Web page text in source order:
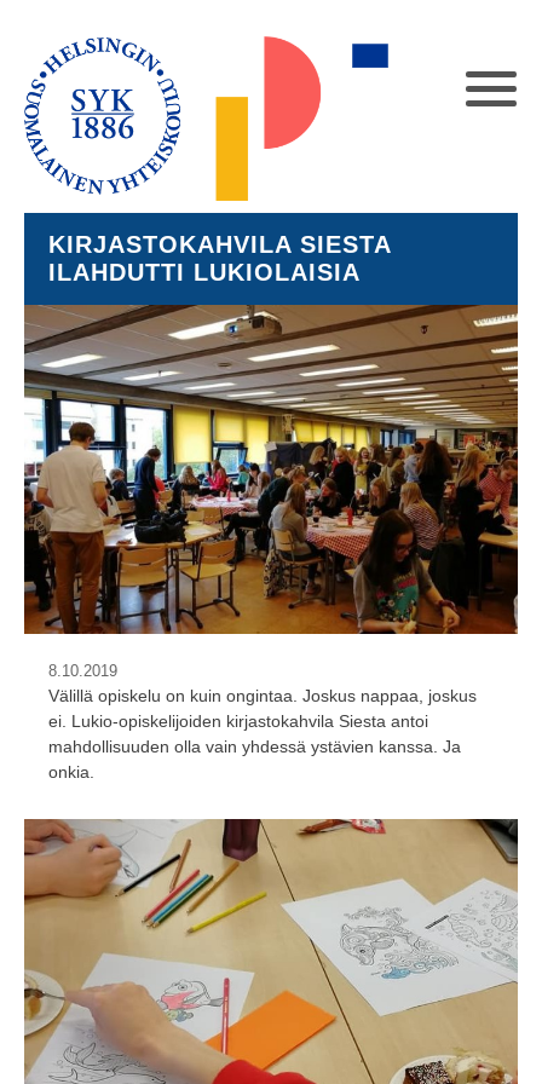
KIRJASTOKAHVILA SIESTA
ILAHDUTTI LUKIOLAISIA
8.10.2019
Välillä opiskelu on kuin ongintaa. Joskus nappaa, joskus
ei. Lukio-opiskelijoiden kirjastokahvila Siesta antoi
mahdollisuuden olla vain yhdessä ystävien kanssa. Ja
onkia.